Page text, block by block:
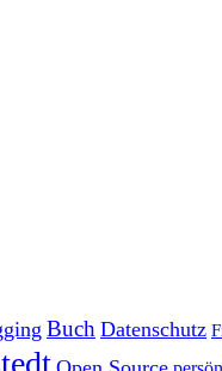
Buch Datenschutz